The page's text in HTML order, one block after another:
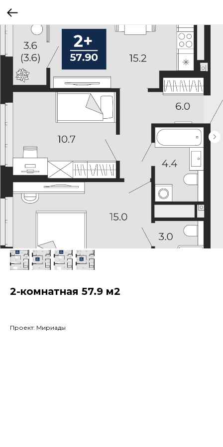
2-комнатная 57.9 м2
Проект: Мириады